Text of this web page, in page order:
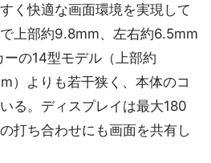
く快適な画面環境を実現して
上部約9.8mm、左右約6.5mm
の14型モデル（上部約
）よりも若干狭く、本体のコ
る。ディスプレイは最大180
打ち合わせにも画面を共有し